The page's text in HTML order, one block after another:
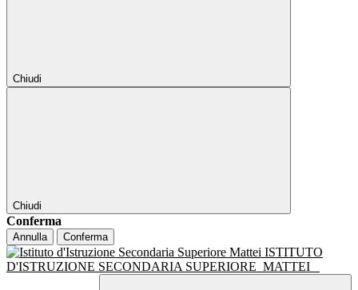
Chiudi
Chiudi
Conferma
Annulla Conferma
ISTITUTO
D'ISTRUZIONE SECONDARIA SUPERIORE MATTEI